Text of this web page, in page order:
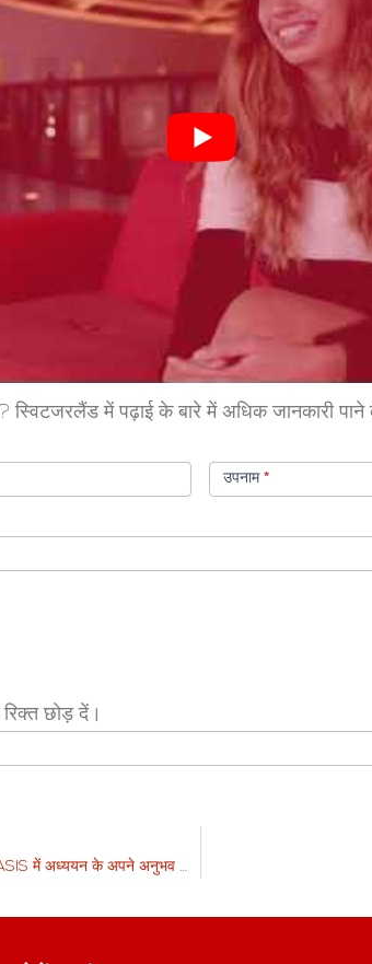
स्विटजरलैंड में पढ़ाई के बारे में अधिक जानकारी
उपनाम*
छोड़ दें।
ब्राज़ील की इसाबेला ने स्विटज़रलैंड में TASIS में अध्ययन के अपने अनुभव साझा किए